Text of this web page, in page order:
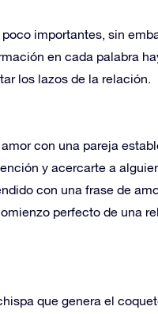
importantes, sin
en cada palabra
los lazos de la relación.
con una pareja
y acercarte a
con una frase de
perfecto de una
que genera el